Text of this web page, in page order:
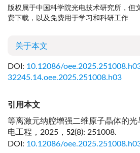
版权属于中国科学院光电技术研究所，但
费下载，以及免费用于学习和科研工作
关于本文
DOI: 10.12086/
32245.14.oee.2025.251008.h03
引用本文
等离激元纳腔增强二维原子晶体的
电工程，2025， 52(8): 251008.
DOI: 10.12086/